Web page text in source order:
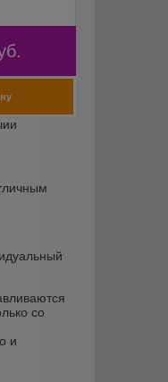
со
и